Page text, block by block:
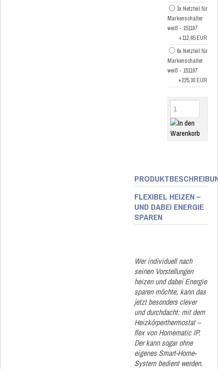
3x Netzteil für
Markenschalter
weiß - 151197
+112,65 EUR
6x Netzteil für
Markenschalter
weiß - 151197
+225,30 EUR
FLEXIBEL HEIZEN –
UND DABEI ENERGIE
SPAREN
Wer individuell nach
seinen Vorstellungen
heizen und dabei Energie
sparen möchte, kann das
jetzt besonders clever
und durchdacht: mit dem
Heizkörperthermostat –
flex von Homematic IP.
Der kann sogar ohne
eigenes Smart-Home-
System bedient werden.